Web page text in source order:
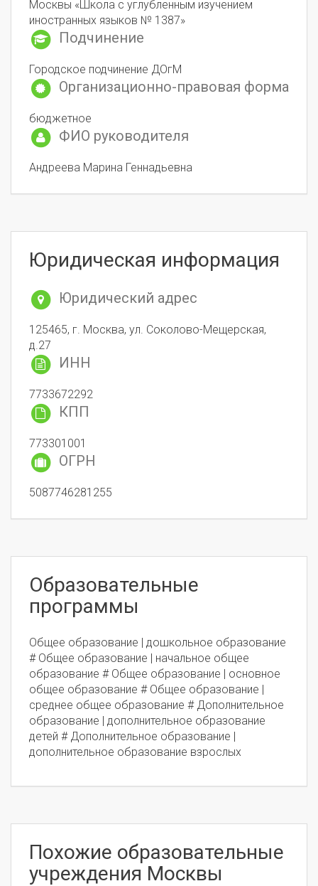
Москвы «Школа с углубленным изучением
иностранных языков № 1387»
Подчинение
Городское подчинение ДОгМ
Организационно-правовая форма
бюджетное
ФИО руководителя
Андреева Марина Геннадьевна
Юридическая информация
Юридический адрес
125465, г. Москва, ул. Соколово-Мещерская,
д.27
ИНН
7733672292
КПП
773301001
ОГРН
5087746281255
Образовательные
программы
Общее образование | дошкольное образование
# Общее образование | начальное общее
образование # Общее образование | основное
общее образование # Общее образование |
среднее общее образование # Дополнительное
образование | дополнительное образование
детей # Дополнительное образование |
дополнительное образование взрослых
Похожие образовательные
учреждения Москвы